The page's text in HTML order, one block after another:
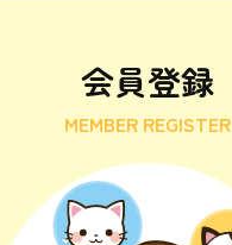
会員登録
MEMBER REGISTER